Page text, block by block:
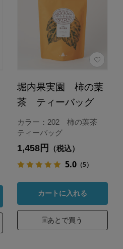
堀内果実園 柿の葉
茶 ティーバッグ
カラー：202 柿の葉茶
ティーバッグ
1,458円 （税込）
5.0（5）
カートに入れる
あとで買う